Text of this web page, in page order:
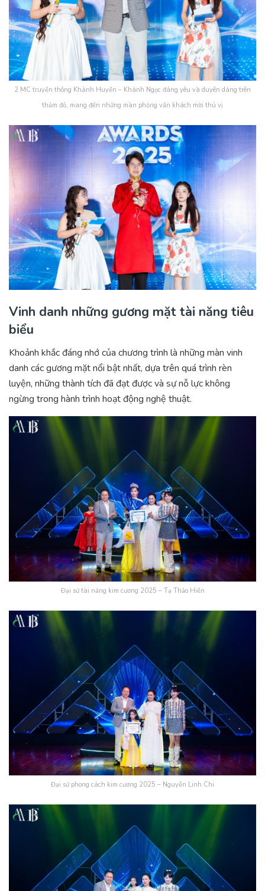
2 MC truyền thông Khánh Huyền – Khánh Ngọc đáng yêu và duyên dáng trên
thảm đỏ, mang đến những màn phỏng vấn khách mời thú vị
Vinh danh những gương mặt tài năng tiêu
biểu
Khoảnh khắc đáng nhớ của chương trình là những màn vinh
danh các gương mặt nổi bật nhất, dựa trên quá trình rèn
luyện, những thành tích đã đạt được và sự nỗ lực không
ngừng trong hành trình hoạt động nghệ thuật.
Đại sứ tài năng kim cương 2025 – Tạ Thảo Hiền
Đại sứ phong cách kim cương 2025 – Nguyễn Linh Chi